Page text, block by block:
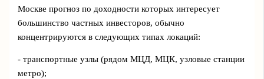
Москве прогноз по доходности которых интересует
большинство частных инвесторов, обычно
концентрируются в следующих типах локаций:
- транспортные узлы (рядом МЦД, МЦК, узловые станции
метро);